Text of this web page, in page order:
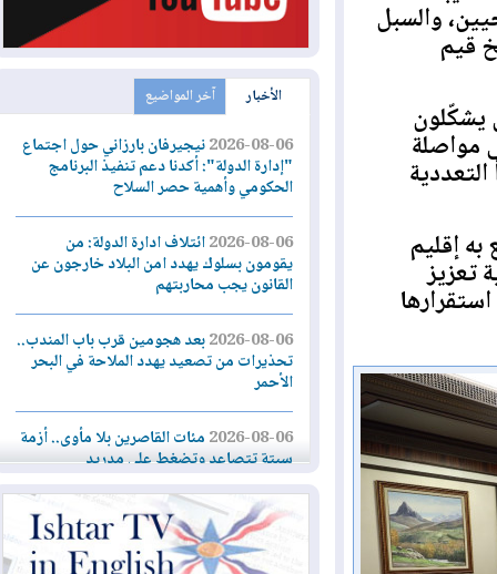
والسبل
إقليم
الأخبار آخر المواضيع
2026-08-06نيجيرفان بارزاني حول اجتماع
"إدارة الدولة": أكدنا دعم تنفيذ البرنامج
الحكومي وأهمية حصر السلاح
2026-08-06ائتلاف ادارة الدولة: من
يقومون بسلوك يهدد امن البلاد خارجون عن
القانون يجب محاربتهم
2026-08-06بعد هجومين قرب باب المندب..
تحذيرات من تصعيد يهدد الملاحة في البحر
الأحمر
2026-08-06مئات القاصرين بلا مأوى.. أزمة
سبتة تتصاعد وتضغط على مدريد
2026-08-05
لمدة عام.. بدء توريد 100
مليون قدم مكعب يومياً من غاز كورمور في
إقليم كوردستان إلى وزارة الكهرباء العراقية